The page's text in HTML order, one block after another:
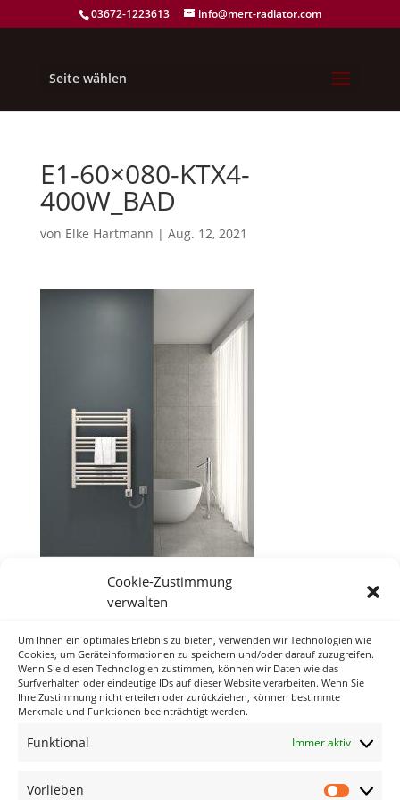
Cookie-Zustimmung
verwalten
Um Ihnen ein optimales Erlebnis zu bieten, verwenden wir Technologien wie
Cookies, um Geräteinformationen zu speichern und/oder darauf zuzugreifen.
Wenn Sie diesen Technologien zustimmen, können wir Daten wie das
Surfverhalten oder eindeutige IDs auf dieser Website verarbeiten. Wenn Sie
Ihre Zustimmung nicht erteilen oder zurückziehen, können bestimmte
Merkmale und Funktionen beeinträchtigt werden.
Funktional Immer aktiv
Vorlieben
03672-1223613 info@mert-radiator.com
Seite wählen
E1-60×080-KTX4-
400W_BAD
von Elke Hartmann | Aug. 12, 2021
Neueste Kommentare
Archiv
Keine Kategorien